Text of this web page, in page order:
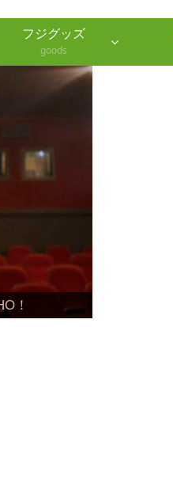
フジグッズ
goods
！